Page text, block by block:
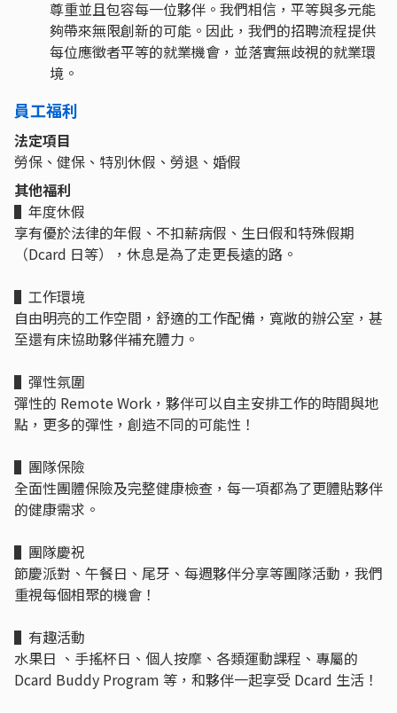
尊重並且包容每一位夥伴。我們相信，平等與多元能
夠帶來無限創新的可能。因此，我們的招聘流程提供
每位應徵者平等的就業機會，並落實無歧視的就業環
境。
員工福利
法定項目
勞保、健保、特別休假、勞退、婚假
其他福利
▌年度休假
享有優於法律的年假、不扣薪病假、生日假和特殊假期
（Dcard 日等），休息是為了走更長遠的路。
▌工作環境
自由明亮的工作空間，舒適的工作配備，寬敞的辦公室，甚
至還有床協助夥伴補充體力。
▌彈性氛圍
彈性的 Remote Work，夥伴可以自主安排工作的時間與地
點，更多的彈性，創造不同的可能性！
▌團隊保險
全面性團體保險及完整健康檢查，每一項都為了更體貼夥伴
的健康需求。
▌團隊慶祝
節慶派對、午餐日、尾牙、每週夥伴分享等團隊活動，我們
重視每個相聚的機會！
▌有趣活動
水果日 、手搖杯日、個人按摩、各類運動課程、專屬的
Dcard Buddy Program 等，和夥伴一起享受 Dcard 生活！